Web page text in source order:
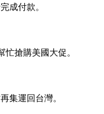
成付款。
搶購美國大促。
集運回台灣。